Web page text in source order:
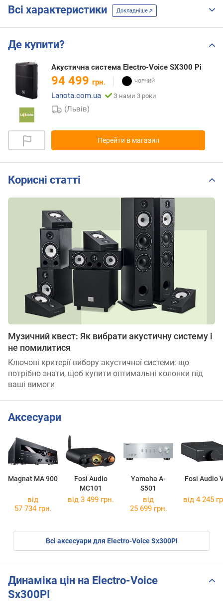
Всі характеристики Докладніше
Де купити?
Акустична система Electro-Voice SX300 Pi
94 499 грн.
Lanota.com.ua
З нами 3 роки
(Львів)
Перейти в магазин
Корисні статті
Музичний квест: Як вибрати акустичну систему і
не помилитися
Ключові критерії вибору акустичної системи: що
потрібно знати, щоб купити оптимальні колонки під
ваші вимоги
Аксесуари
Magnat MA 900
Fosi Audio
MC101
Yamaha A-
S501
Fosi Audio
від
57 734 грн.
від 3 499 грн.
від
25 699 грн.
від 4 245
Всі аксесуари для Electro-Voice Sx300PI
Динаміка цін на Electro-Voice
Sx300PI